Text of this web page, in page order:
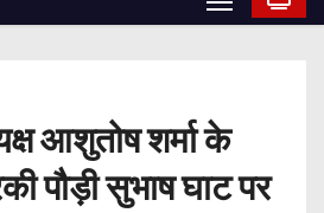
आशुतोष शर्मा के
पौड़ी सुभाष घाट पर